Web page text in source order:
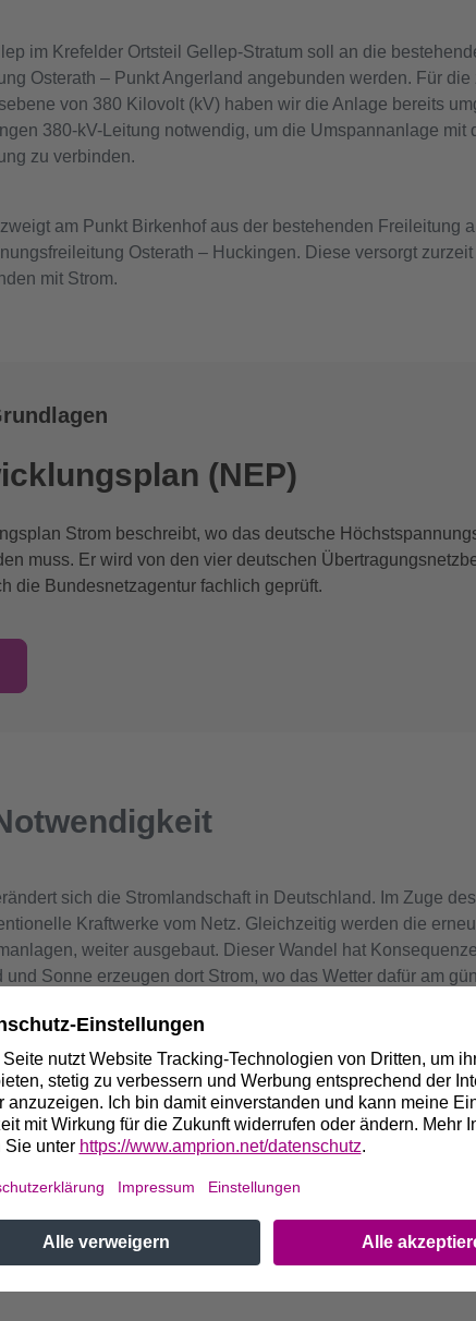
im Krefelder Ortsteil Gellep-Stratum soll an die
Osterath – Punkt Angerland angebunden werden. Für
von 380 Kilovolt (kV) haben wir die Anlage bereits
380-kV-Leitung notwendig, um die Umspannanlage mit
zu verbinden.
am Punkt Birkenhof aus der bestehenden Freileitung
Osterath – Huckingen. Diese versorgt
mit Strom.
(NEP)
Strom beschreibt, wo das deutsche
muss. Er wird von den vier deutschen
die Bundesnetzagentur fachlich geprüft.
sich die Stromlandschaft in Deutschland. Im Zuge
Kraftwerke vom Netz. Gleichzeitig werden die
weiter ausgebaut. Dieser Wandel hat
und Sonne erzeugen dort Strom, wo das Wetter dafür am
müssen wir den Strom heute über weitere Strecken
ausgelastet sind.
haben sich die Lastflüsse verändert. Um
erweitern. Mit der 380-kV-Anbindung der
110-kV-Netzes sowie mehrerer großer